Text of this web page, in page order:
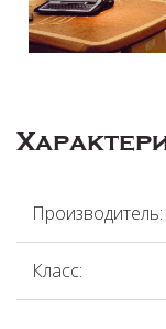
Производитель:
Класс: